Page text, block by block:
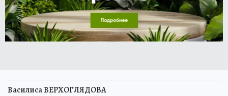
Василиса ВЕРХОГЛЯДОВА